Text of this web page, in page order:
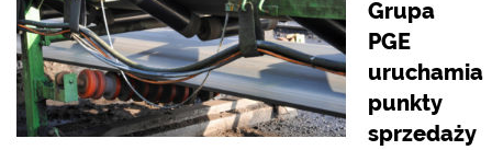
Grupa
PGE
uruchamia
punkty
sprzedaży